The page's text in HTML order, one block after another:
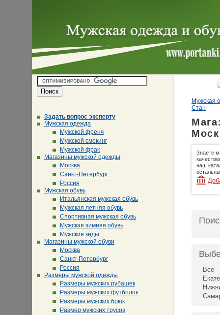
Задать вопрос эксперту
Мужская одежда
Мужской френч
Мужской смокинг
Мужской фрак
Магазины мужской одежды
Москва
Санкт-Петербург
Россия
Мужская обувь
Итальянская мужская обувь
Мужская летняя обувь
Спортивная мужская обувь
Мужская зимняя обувь
Мужские кеды
Магазины мужской обуви
Москва
Санкт-Петербург
Россия
Размеры мужской одежды
Размеры мужских рубашек
Размеры мужских футболок
Размеры мужских брюк
Размер мужских трусов
Мужская
Стан
Знаете
наш
Все